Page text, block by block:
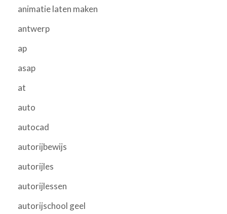
animatie laten maken
antwerp
ap
asap
at
auto
autocad
autorijbewijs
autorijles
autorijlessen
autorijschool geel